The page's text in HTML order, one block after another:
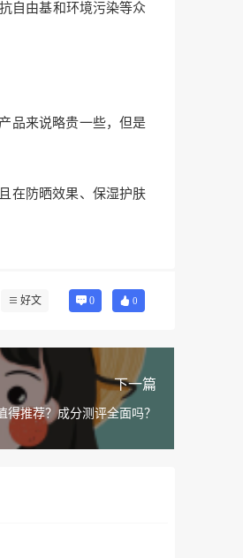
自由基和环境污染等众
品来说略贵一些，但是
在防晒效果、保湿护肤
好文 0 0
下一篇
得推荐？成分测评全面吗？